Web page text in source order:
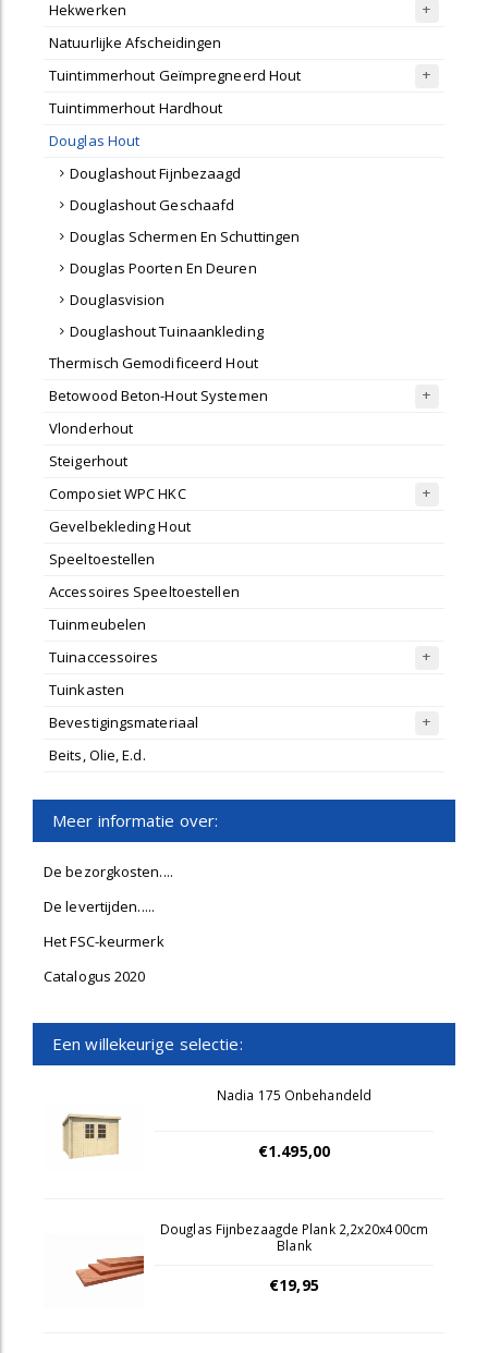
Hekwerken
Natuurlijke Afscheidingen
Tuintimmerhout Geïmpregneerd Hout
Tuintimmerhout Hardhout
Douglas Hout
Douglashout Fijnbezaagd
Douglashout Geschaafd
Douglas Schermen En Schuttingen
Douglas Poorten En Deuren
Douglasvision
Douglashout Tuinaankleding
Thermisch Gemodificeerd Hout
Betowood Beton-Hout Systemen
Vlonderhout
Steigerhout
Composiet WPC HKC
Gevelbekleding Hout
Speeltoestellen
Accessoires Speeltoestellen
Tuinmeubelen
Tuinaccessoires
Tuinkasten
Bevestigingsmateriaal
Beits, Olie, E.d.
Meer informatie over:
De bezorgkosten....
De levertijden.....
Het FSC-keurmerk
Catalogus 2020
Een willekeurige selectie:
Nadia 175 Onbehandeld
€1.495,00
Douglas Fijnbezaagde Plank 2,2x20x400cm
Blank
€19,95